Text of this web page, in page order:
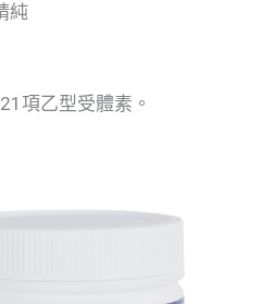
純
項乙型受體素。